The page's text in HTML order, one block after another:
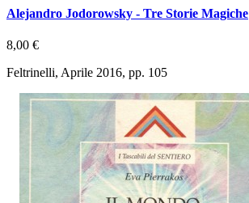
Alejandro Jodorowsky - Tre Storie Magiche
8,00 €
Feltrinelli, Aprile 2016, pp. 105